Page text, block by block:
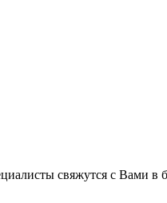
свяжутся с Вами в